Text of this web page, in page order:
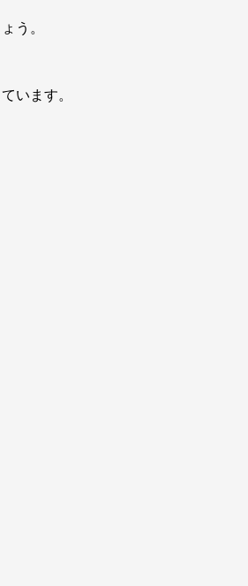
う。
ています。